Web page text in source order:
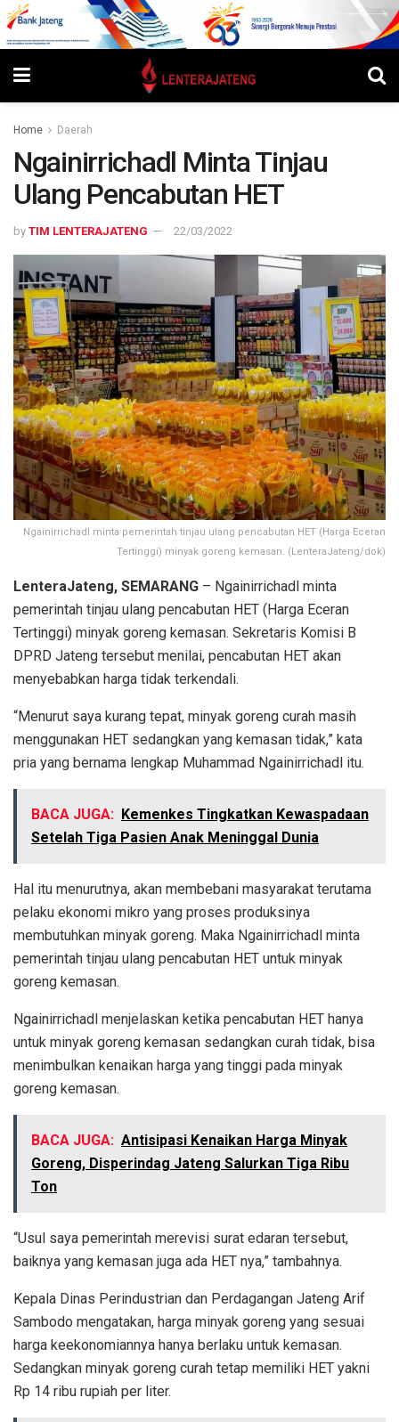
Home Daerah
Ngainirrichadl Minta Tinjau
Ulang Pencabutan HET
by TIM LENTERAJATENG 22/03/2022
Ngainirrichadl minta pemerintah tinjau ulang pencabutan HET (Harga Eceran
Tertinggi) minyak goreng kemasan. (LenteraJateng/dok)
LenteraJateng, SEMARANG – Ngainirrichadl minta
pemerintah tinjau ulang pencabutan HET (Harga Eceran
Tertinggi) minyak goreng kemasan. Sekretaris Komisi B
DPRD Jateng tersebut menilai, pencabutan HET akan
menyebabkan harga tidak terkendali.
“Menurut saya kurang tepat, minyak goreng curah masih
menggunakan HET sedangkan yang kemasan tidak,” kata
pria yang bernama lengkap Muhammad Ngainirrichadl itu.
BACA JUGA: Kemenkes Tingkatkan Kewaspadaan
Setelah Tiga Pasien Anak Meninggal Dunia
Hal itu menurutnya, akan membebani masyarakat terutama
pelaku ekonomi mikro yang proses produksinya
membutuhkan minyak goreng. Maka Ngainirrichadl minta
pemerintah tinjau ulang pencabutan HET untuk minyak
goreng kemasan.
Ngainirrichadl menjelaskan ketika pencabutan HET hanya
untuk minyak goreng kemasan sedangkan curah tidak, bisa
menimbulkan kenaikan harga yang tinggi pada minyak
goreng kemasan.
BACA JUGA: Antisipasi Kenaikan Harga Minyak
Goreng, Disperindag Jateng Salurkan Tiga Ribu
Ton
“Usul saya pemerintah merevisi surat edaran tersebut,
baiknya yang kemasan juga ada HET nya,” tambahnya.
Kepala Dinas Perindustrian dan Perdagangan Jateng Arif
Sambodo mengatakan, harga minyak goreng yang sesuai
harga keekonomiannya hanya berlaku untuk kemasan.
Sedangkan minyak goreng curah tetap memiliki HET yakni
Rp 14 ribu rupiah per liter.